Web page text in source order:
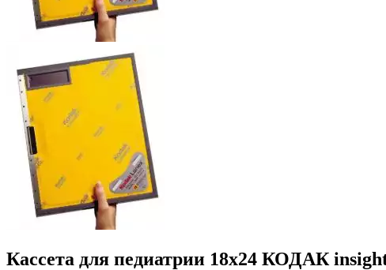
Кассета для педиатрии 18х24 КОДАК